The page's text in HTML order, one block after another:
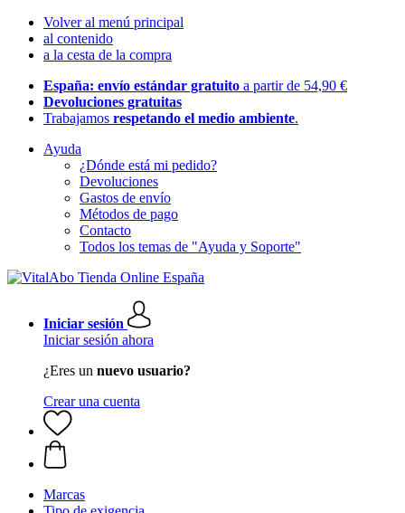
Volver al menú principal
al contenido
a la cesta de la compra
España: envío estándar gratuito a partir de 54,90 €
Devoluciones gratuitas
Trabajamos respetando el medio ambiente.
Ayuda
¿Dónde está mi pedido?
Devoluciones
Gastos de envío
Métodos de pago
Contacto
Todos los temas de "Ayuda y Soporte"
Iniciar sesión
Iniciar sesión ahora
¿Eres un nuevo usuario?
Crear una cuenta
Marcas